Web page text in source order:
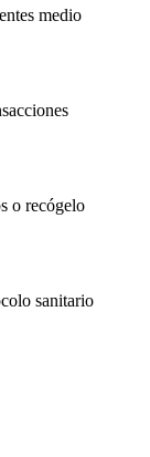
medio
o recógelo
sanitario